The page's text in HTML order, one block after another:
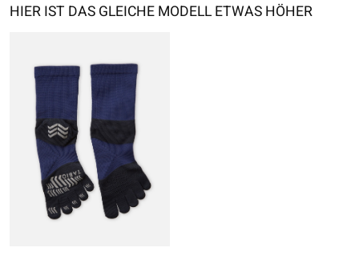
HIER IST DAS GLEICHE MODELL ETWAS HÖHER